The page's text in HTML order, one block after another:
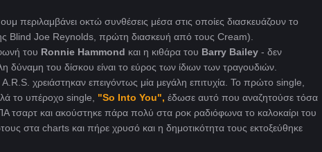
περιλαμβάνει οκτώ συνθέσεις μέσα στις οποίες διασκευάζουν το
Blind Joe Reynolds, πρώτη διασκευή από τους Cream).
του Ronnie Hammond και η κιθάρα του Barry Bailey - δεν
δύναμη του δίσκου είναι το εύρος των ίδιων των τραγουδιών.
A.R.S. χρειάστηκαν επειγόντως μία μεγάλη επιτυχία. Το πρώτο single,
το υπέροχο single, "So Into You", έδωσε αυτό που αναζητούσε τόσα
τσαρτ και ακούστηκε πάρα πολύ στα ροκ ραδιόφωνα το καλοκαίρι του
στα charts και πήρε χρυσό και η δημοτικότητα τους εκτοξεύθηκε